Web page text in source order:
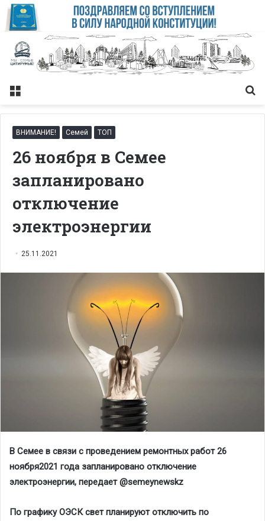
Меню
ВНИМАНИЕ! Семей ТОП
26 ноября в Семее
запланировано
отключение
электроэнергии
25.11.2021
В Семее в связи с проведением ремонтных работ 26
ноября2021 года запланировано отключение
электроэнергии, передает @sеmeynewskz
По графику ОЭСК свет планируют отключить по